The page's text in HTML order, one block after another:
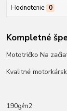
Hodnotenie 0
Kompletné
Mototričko Na
Kvalitné
190g/m2